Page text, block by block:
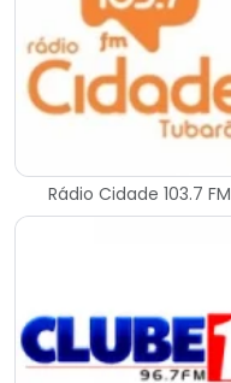
Rádio Cidade 103.7 FM